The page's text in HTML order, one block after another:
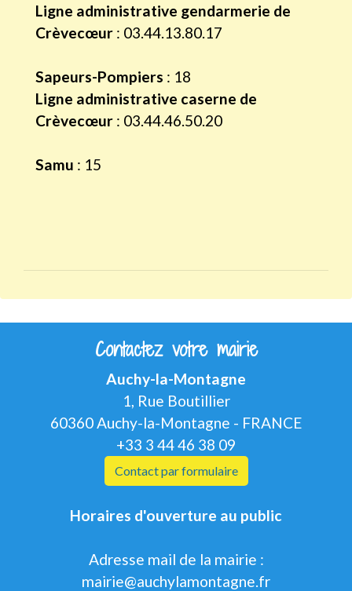
Ligne administrative gendarmerie de
Crèvecœur : 03.44.13.80.17
Sapeurs-Pompiers : 18
Ligne administrative caserne de
Crèvecœur : 03.44.46.50.20
Samu : 15
Contactez votre mairie
Auchy-la-Montagne
1, Rue Boutillier
60360 Auchy-la-Montagne - FRANCE
+33 3 44 46 38 09
Contact par formulaire
Horaires d'ouverture au public
Adresse mail de la mairie :
mairie@auchylamontagne.fr